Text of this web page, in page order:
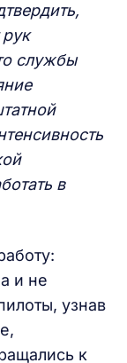
службы
в
и не
узнав
к